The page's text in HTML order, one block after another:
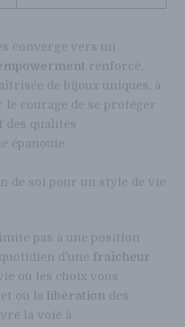
converge vers un
renforcé,
de bijoux uniques, à
le courage de se protéger
qualités
épanouie.
de soi pour un style de vie
pas à une position
d’une fraîcheur
où les choix vous
où lalibération des
la voie à